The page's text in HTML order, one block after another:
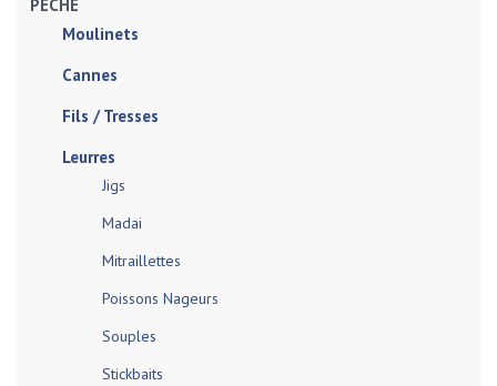
PÊCHE
Moulinets
Cannes
Fils / Tresses
Leurres
Jigs
Madai
Mitraillettes
Poissons Nageurs
Souples
Stickbaits